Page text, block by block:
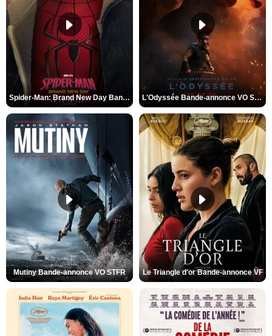
Spider-Man: Brand New Day Bande-annonce VO STFR L'Odyssée Bande-annonce VO STFR
Mutiny Bande-annonce VO STFR Le Triangle d'or Bande-annonce VF